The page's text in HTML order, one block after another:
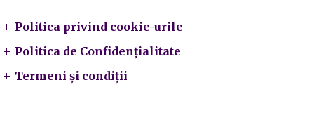
Politica privind cookie-urile
Politica de Confidențialitate
Termeni și condiții